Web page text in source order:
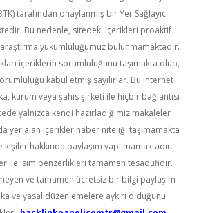
tarafından onaylanmış bir Yer Sağlayıcı
Bu nedenle, sitedeki içerikleri proaktif
yükümlülüğümüz bulunmamaktadır.
içeriklerin sorumluluğunu taşımakta olup,
kabul etmiş sayılırlar. Bu internet
kurum veya şahıs şirketi ile hiçbir bağlantısı
yalnızca kendi hazırladığımız makaleler
yer alan içerikler haber niteliği taşımamakta
hakkında paylaşım yapılmamaktadır.
ile isim benzerlikleri tamamen tesadüfidir.
ve tamamen ücretsiz bir bilgi paylaşım
ve yasal düzenlemelere aykırı olduğunu